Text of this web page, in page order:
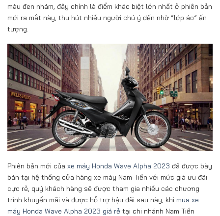
màu đen nhám, đây chính là điểm khác biệt lớn nhất ở phiên bản
mới ra mắt này, thu hút nhiều người chú ý đến nhờ “lớp áo” ấn
tượng.
Phiên bản mới của xe máy Honda Wave Alpha 2023 đã được bày
bán tại hệ thống cửa hàng xe máy Nam Tiến với mức giá ưu đãi
cực rẻ, quý khách hàng sẽ được tham gia nhiều các chương
trình khuyến mãi và được hỗ trợ hậu đãi sau này, khi mua xe
máy Honda Wave Alpha 2023 giá rẻ tại chi nhánh Nam Tiến